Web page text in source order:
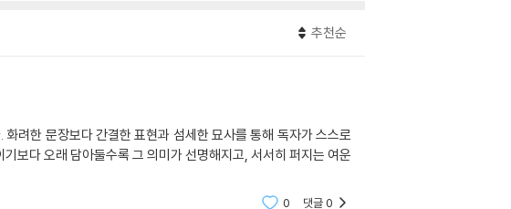
추천순
려한 문장보다 간결한 표현과 섬세한 묘사를 통해 독자가 스스로
보다 오래 담아둘수록 그 의미가 선명해지고, 서서히 퍼지는 여운
0 댓글0